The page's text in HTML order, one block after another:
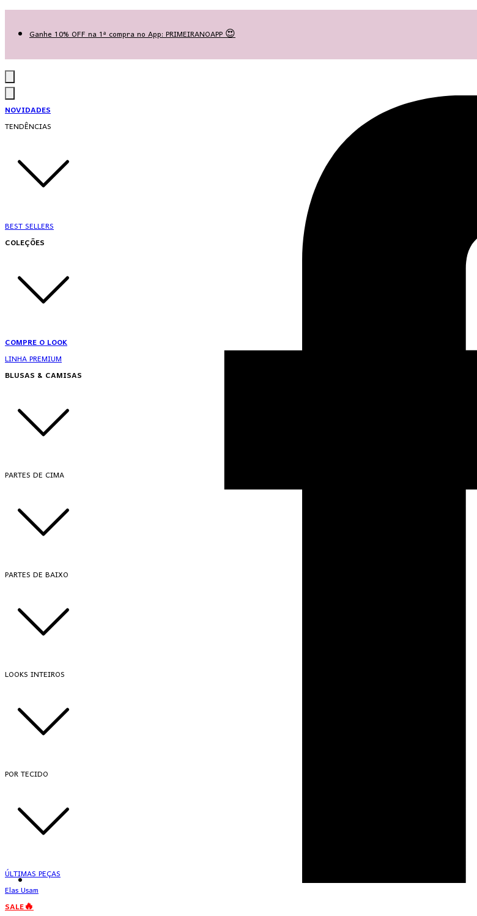
Ganhe 10% OFF na 1ª compra no App: PRIMEIRANOAPP 😍
NOVIDADES
TENDÊNCIAS
BEST SELLERS
COLEÇÕES
COMPRE O LOOK
LINHA PREMIUM
BLUSAS & CAMISAS
PARTES DE CIMA
PARTES DE BAIXO
LOOKS INTEIROS
POR TECIDO
ÚLTIMAS PEÇAS
Elas Usam
SALE🔥